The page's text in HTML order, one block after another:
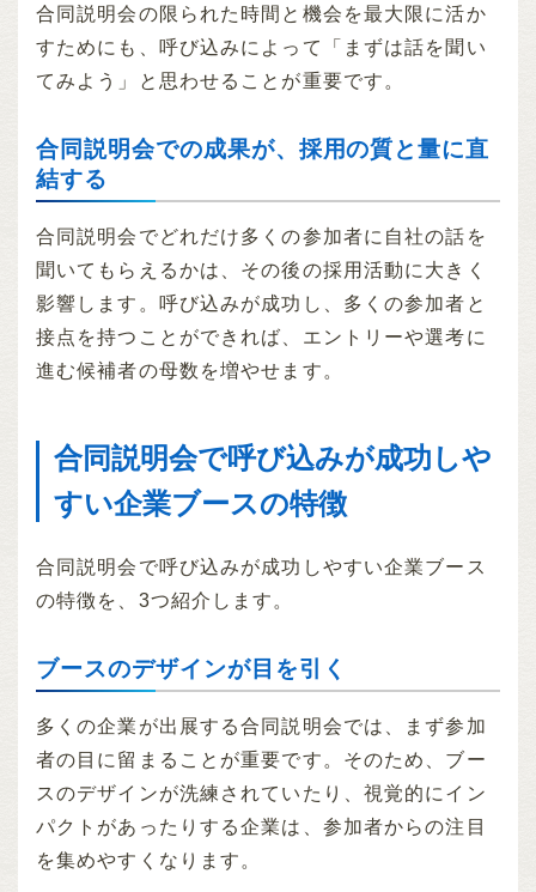
合同説明会の限られた時間と機会を最大限に活か
すためにも、呼び込みによって「まずは話を聞い
てみよう」と思わせることが重要です。
合同説明会での成果が、採用の質と量に直
結する
合同説明会でどれだけ多くの参加者に自社の話を
聞いてもらえるかは、その後の採用活動に大きく
影響します。呼び込みが成功し、多くの参加者と
接点を持つことができれば、エントリーや選考に
進む候補者の母数を増やせます。
合同説明会で呼び込みが成功しや
すい企業ブースの特徴
合同説明会で呼び込みが成功しやすい企業ブース
の特徴を、3つ紹介します。
ブースのデザインが目を引く
多くの企業が出展する合同説明会では、まず参加
者の目に留まることが重要です。そのため、ブー
スのデザインが洗練されていたり、視覚的にイン
パクトがあったりする企業は、参加者からの注目
を集めやすくなります。